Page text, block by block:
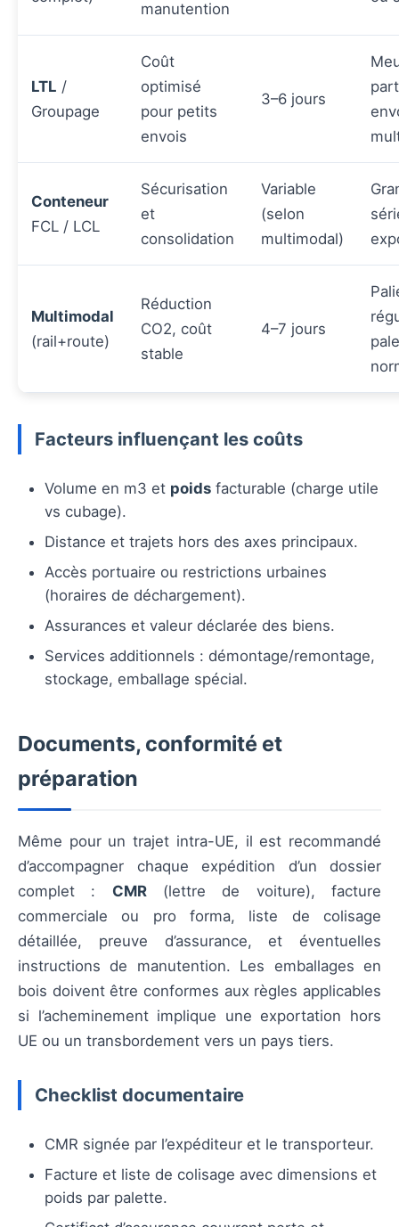
manutention
LTL /
Groupage
Coût
optimisé
pour petits
envois
3–6 jours
Conteneur
FCL / LCL
Sécurisation
et
consolidation
Variable
(selon
multimodal)
Multimodal
(rail+route)
Réduction
CO2, coût
stable
4–7 jours
Facteurs influençant les coûts
Volume en m3 et poids facturable (charge utile
vs cubage).
Distance et trajets hors des axes principaux.
Accès portuaire ou restrictions urbaines
(horaires de déchargement).
Assurances et valeur déclarée des biens.
Services additionnels : démontage/remontage,
stockage, emballage spécial.
Documents, conformité et
préparation
Même pour un trajet intra-UE, il est recommandé
d’accompagner chaque expédition d’un dossier
complet : CMR(lettre de voiture), facture
commerciale ou pro forma, liste de colisage
détaillée, preuve d’assurance, et éventuelles
instructions de manutention. Les emballages en
bois doivent être conformes aux règles applicables
si l’acheminement implique une exportation hors
UE ou un transbordement vers un pays tiers.
Checklist documentaire
CMR signée par l’expéditeur et le transporteur.
Facture et liste de colisage avec dimensions et
poids par palette.